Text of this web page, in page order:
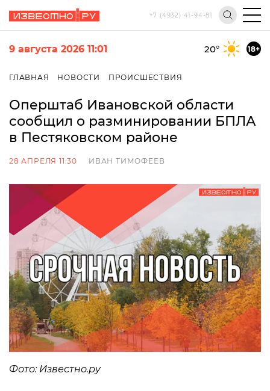
+7 (4932) 41-94-81
9 августа 2026 11:01 20° 18+
ГЛАВНАЯ НОВОСТИ ПРОИСШЕСТВИЯ
Оперштаб Ивановской области
сообщил о разминировании БПЛА
в Пестяковском районе
28 АПРЕЛЯ 11:30 ИВАН ТИМОФЕЕВ
Фото: Известно.ру